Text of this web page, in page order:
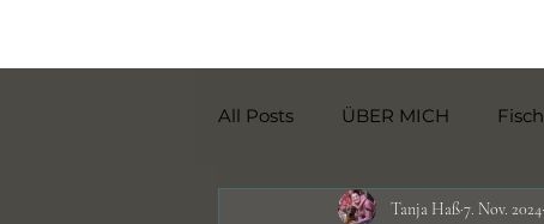
All Posts ÜBER MICH Fisch
Nahrungsergänzungsmittel
Tanja Haß7. Nov. 2024